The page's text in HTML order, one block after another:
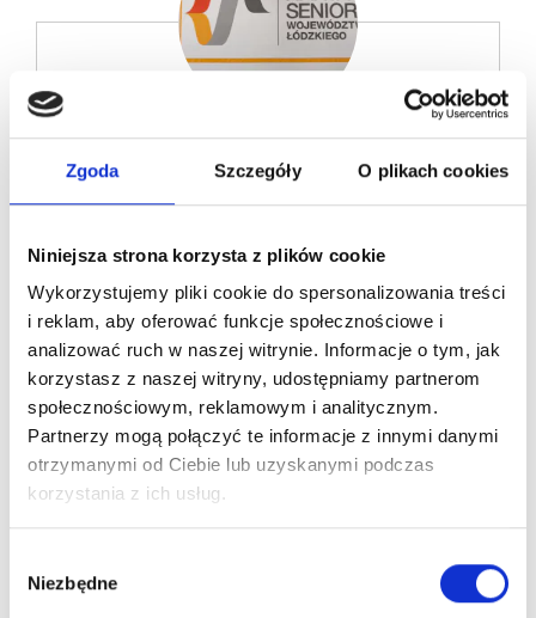
Zgoda Szczegóły O plikach cookies
Niniejsza strona korzysta z plików cookie
Wykorzystujemy pliki cookie do spersonalizowania treści
i reklam, aby oferować funkcje społecznościowe i
analizować ruch w naszej witrynie. Informacje o tym, jak
korzystasz z naszej witryny, udostępniamy partnerom
społecznościowym, reklamowym i analitycznym.
Partnerzy mogą połączyć te informacje z innymi danymi
otrzymanymi od Ciebie lub uzyskanymi podczas
korzystania z ich usług.
zgody
Niezbędne
KARTA SENIORA
Przy okazaniu karty seniora rabat 10% Promocja
PONIEDZIAŁEK:
WTOREK:
ŚRODA:
CZWARTEK:
PIĄTEK:
SOBOTA:
NIEDZIELA